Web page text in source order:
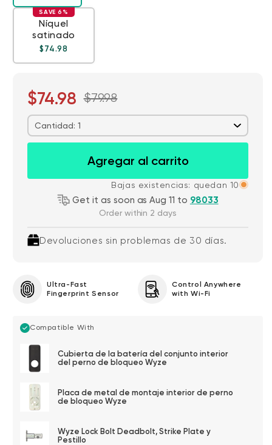
Níquel
satinado
SAVE 6%
Precio habitual
Precio de oferta
$74.98
$74.98 $79.98
Cantidad: 1
Agregar al carrito
Bajas existencias: quedan 10
Get it as soon as Aug 11 to 98033
Order within 2 days
Devoluciones sin problemas de 30 días.
Ultra-Fast
Fingerprint Sensor
Control Anywhere
with Wi-Fi
Compatible With
Cubierta de la batería del conjunto interior
del perno de bloqueo Wyze
Placa de metal de montaje interior de perno
de bloqueo Wyze
Wyze Lock Bolt Deadbolt, Strike Plate y
Pestillo